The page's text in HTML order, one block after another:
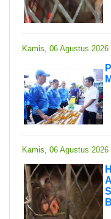
Kamis, 06 Agustus 2026
Kamis, 06 Agustus 2026